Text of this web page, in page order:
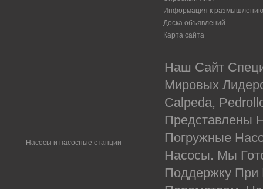
Информация к размышлению
Доска объявлений
Карта сайта
Насосы и насосные станции
Наш Сайт
Мировых
Calpeda,
Представлены
Погружные
Насосы. Мы
Поддержку